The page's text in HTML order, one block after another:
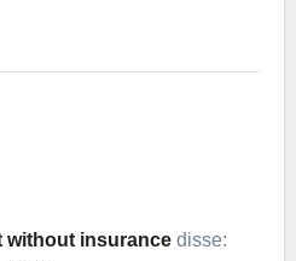
without insurance disse: